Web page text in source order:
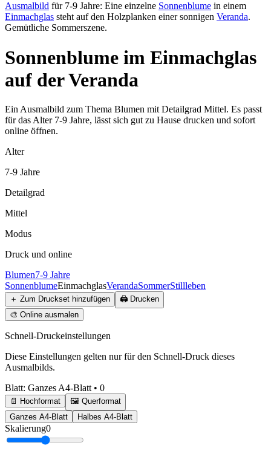
Ausmalbild für 7-9 Jahre: Eine einzelne Sonnenblume in einem
Einmachglas steht auf den Holzplanken einer sonnigen Veranda.
Gemütliche Sommerszene.
Sonnenblume im Einmachglas
auf der Veranda
Ein Ausmalbild zum Thema Blumen mit Detailgrad Mittel. Es passt
für das Alter 7-9 Jahre, lässt sich gut zu Hause drucken und sofort
online öffnen.
Alter
7-9 Jahre
Detailgrad
Mittel
Modus
Druck und online
Blumen7-9 Jahre
SonnenblumeEinmachglasVerandaSommerStillleben
＋ Zum Druckset hinzufügen 🖨️ Drucken
🎨 Online ausmalen
Schnell-Druckeinstellungen
Diese Einstellungen gelten nur für den Schnell-Druck dieses
Ausmalbilds.
Blatt: Ganzes A4-Blatt • 0
📄 Hochformat
🖼️ Querformat
Ganzes A4-Blatt
Halbes A4-Blatt
Skalierung0